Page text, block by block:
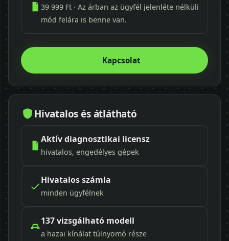
39 999 Ft · Az árban az ügyfél jelenléte nélküli
mód felára is benne van.
Kapcsolat
Hivatalos és átlátható
Aktív diagnosztikai licensz
hivatalos, engedélyes gépek
Hivatalos számla
minden ügyfélnek
137 vizsgálható modell
a hazai kínálat túlnyomó része